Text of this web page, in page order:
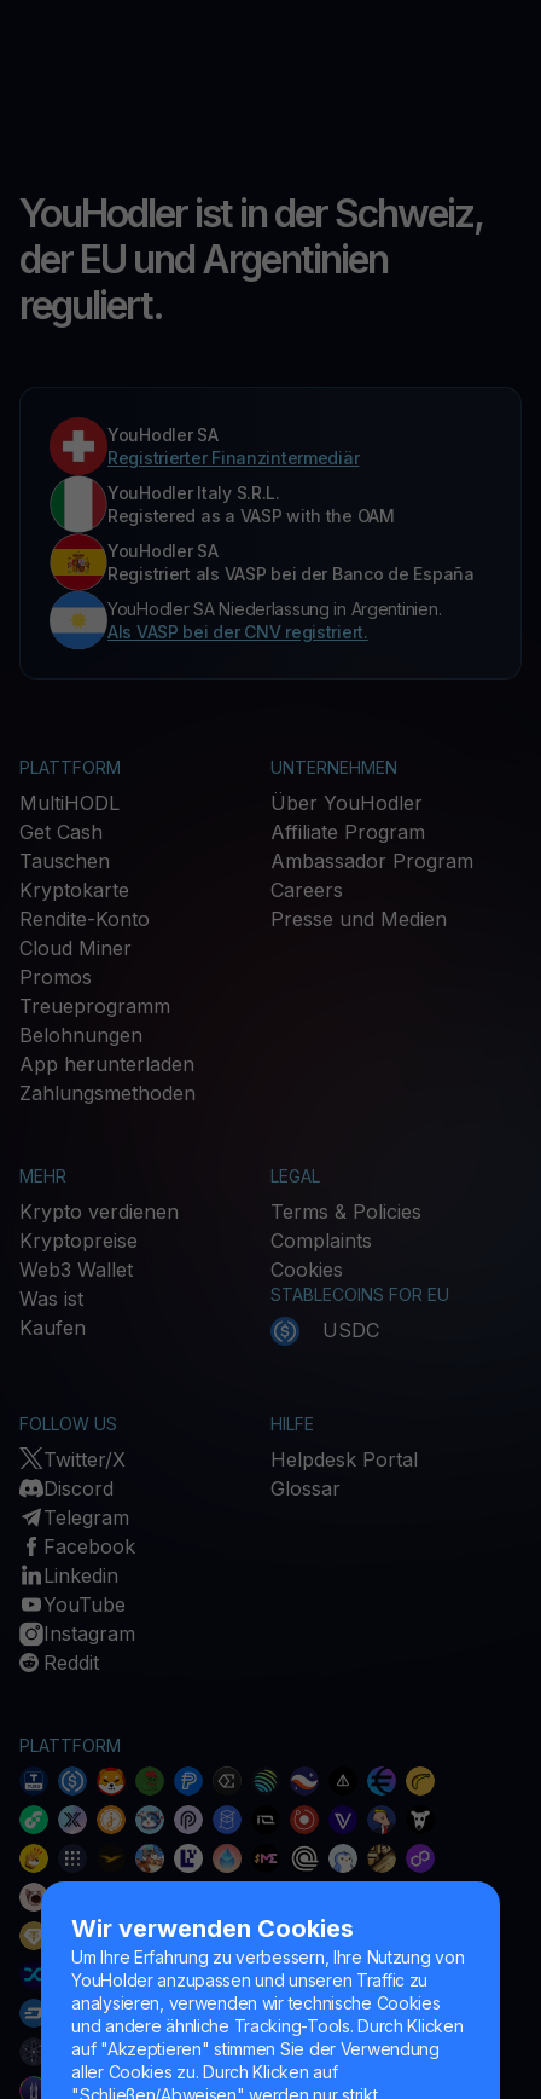
Wir verwenden Cookies
Um Ihre Erfahrung zu verbessern, Ihre Nutzung von
YouHolder anzupassen und unseren Traffic zu
analysieren, verwenden wir technische Cookies
und andere ähnliche Tracking-Tools. Durch Klicken
auf "Akzeptieren" stimmen Sie der Verwendung
aller Cookies zu. Durch Klicken auf
YouHodler ist in der Schweiz,
der EU und Argentinien
reguliert.
YouHodler SA
Registrierter Finanzintermediär
YouHodler Italy S.R.L.
Registered as a VASP with the OAM
YouHodler SA
Registriert als VASP bei der Banco de España
YouHodler SA Niederlassung in Argentinien.
Als VASP bei der CNV registriert.
PLATTFORM
MultiHODL
Get Cash
Tauschen
Kryptokarte
Rendite-Konto
Cloud Miner
Promos
Treueprogramm
Belohnungen
App herunterladen
Zahlungsmethoden
UNTERNEHMEN
Über YouHodler
Affiliate Program
Ambassador Program
Careers
Presse und Medien
MEHR
Krypto verdienen
Kryptopreise
Web3 Wallet
Was ist
Kaufen
LEGAL
Terms & Policies
Complaints
Cookies
STABLECOINS FOR EU
USDC
FOLLOW US
Twitter/X
Discord
Telegram
Facebook
Linkedin
YouTube
Instagram
Reddit
HILFE
Helpdesk Portal
Glossar
PLATTFORM